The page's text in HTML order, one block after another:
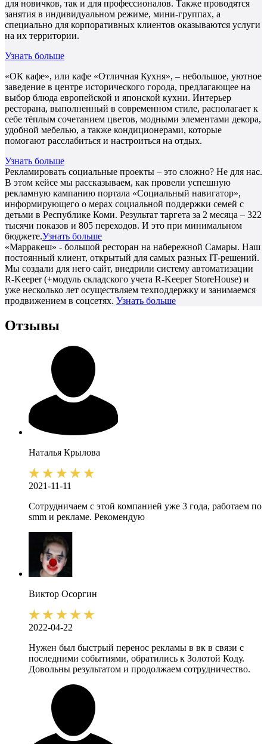
для новичков, так и для профессионалов. Также проводятся
занятия в индивидуальном режиме, мини-группах, а
специально для корпоративных клиентов оказываются услуги
на их территории.
Узнать больше
«ОК кафе», или кафе «Отличная Кухня», – небольшое, уютное
заведение в центре исторического города, предлагающее на
выбор блюда европейской и японской кухни. Интерьер
ресторана, выполненный в современном стиле, располагает к
себе тёплым сочетанием цветов, модными элементами декора,
удобной мебелью, а также кондиционерами, которые
помогают расслабиться и настроиться на отдых.
Узнать больше
Рекламировать социальные проекты – это сложно? Не для нас.
В этом кейсе мы рассказываем, как провели успешную
рекламную кампанию портала «Социальный навигатор»,
информирующего о мерах социальной поддержки семей с
детьми в Республике Коми. Результат таргета за 2 месяца – 322
тысячи показов и 805 переходов. И это при минимальном
бюджете.Узнать больше
«Марракеш» - большой ресторан на набережной Самары. Наш
постоянный клиент, открытый для самых разных IT-решений.
Мы создали для него сайт, внедрили систему автоматизации
R-Keeper (+модуль складского учета R-Keeper StoreHouse) и
уже несколько лет осуществляем техподдержку и занимаемся
продвижением в соцсетях. Узнать больше
Отзывы
Наталья Крылова
2021-11-11
Сотрудничаем с этой компанией уже 3 года, работаем по
smm и рекламе. Рекомендую
Виктор Осоргин
2022-04-22
Нужен был быстрый перенос рекламы в вк в связи с
последними событиями, обратились к Золотой Коду.
Довольны результатом и продолжаем сотрудничество.